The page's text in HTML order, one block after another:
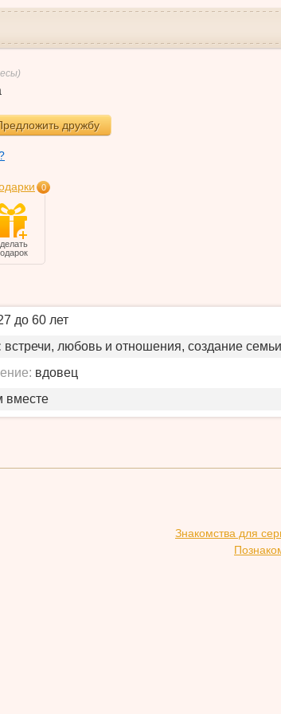
дружбу
0
до 60 лет
встречи, любовь и отношения, создание семьи
вдовец
вместе
Знакомства для